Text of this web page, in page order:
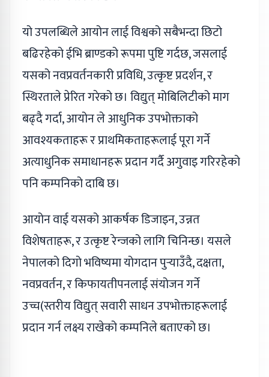
यो उपलब्धिले आयोन लाई विश्वको सबैभन्दा छिटो
बढिरहेको ईभि ब्राण्डको रूपमा पुष्टि गर्दछ, जसलाई
यसको नवप्रवर्तनकारी प्रविधि, उत्कृष्ट प्रदर्शन, र
स्थिरताले प्रेरित गरेको छ। विद्युत् मोबिलिटीको माग
बढ्दै गर्दा, आयोन ले आधुनिक उपभोक्ताको
आवश्यकताहरू र प्राथमिकताहरूलाई पूरा गर्ने
अत्याधुनिक समाधानहरू प्रदान गर्दै अगुवाइ गरिरहेको
पनि कम्पनिको दाबि छ।
आयोन वाई यसको आकर्षक डिजाइन, उन्नत
विशेषताहरू, र उत्कृष्ट रेन्जको लागि चिनिन्छ। यसले
नेपालको दिगो भविष्यमा योगदान पुर्‍याउँदै, दक्षता,
नवप्रवर्तन, र किफायतीपनलाई संयोजन गर्ने
उच्च(स्तरीय विद्युत् सवारी साधन उपभोक्ताहरूलाई
प्रदान गर्न लक्ष्य राखेको कम्पनिले बताएको छ।